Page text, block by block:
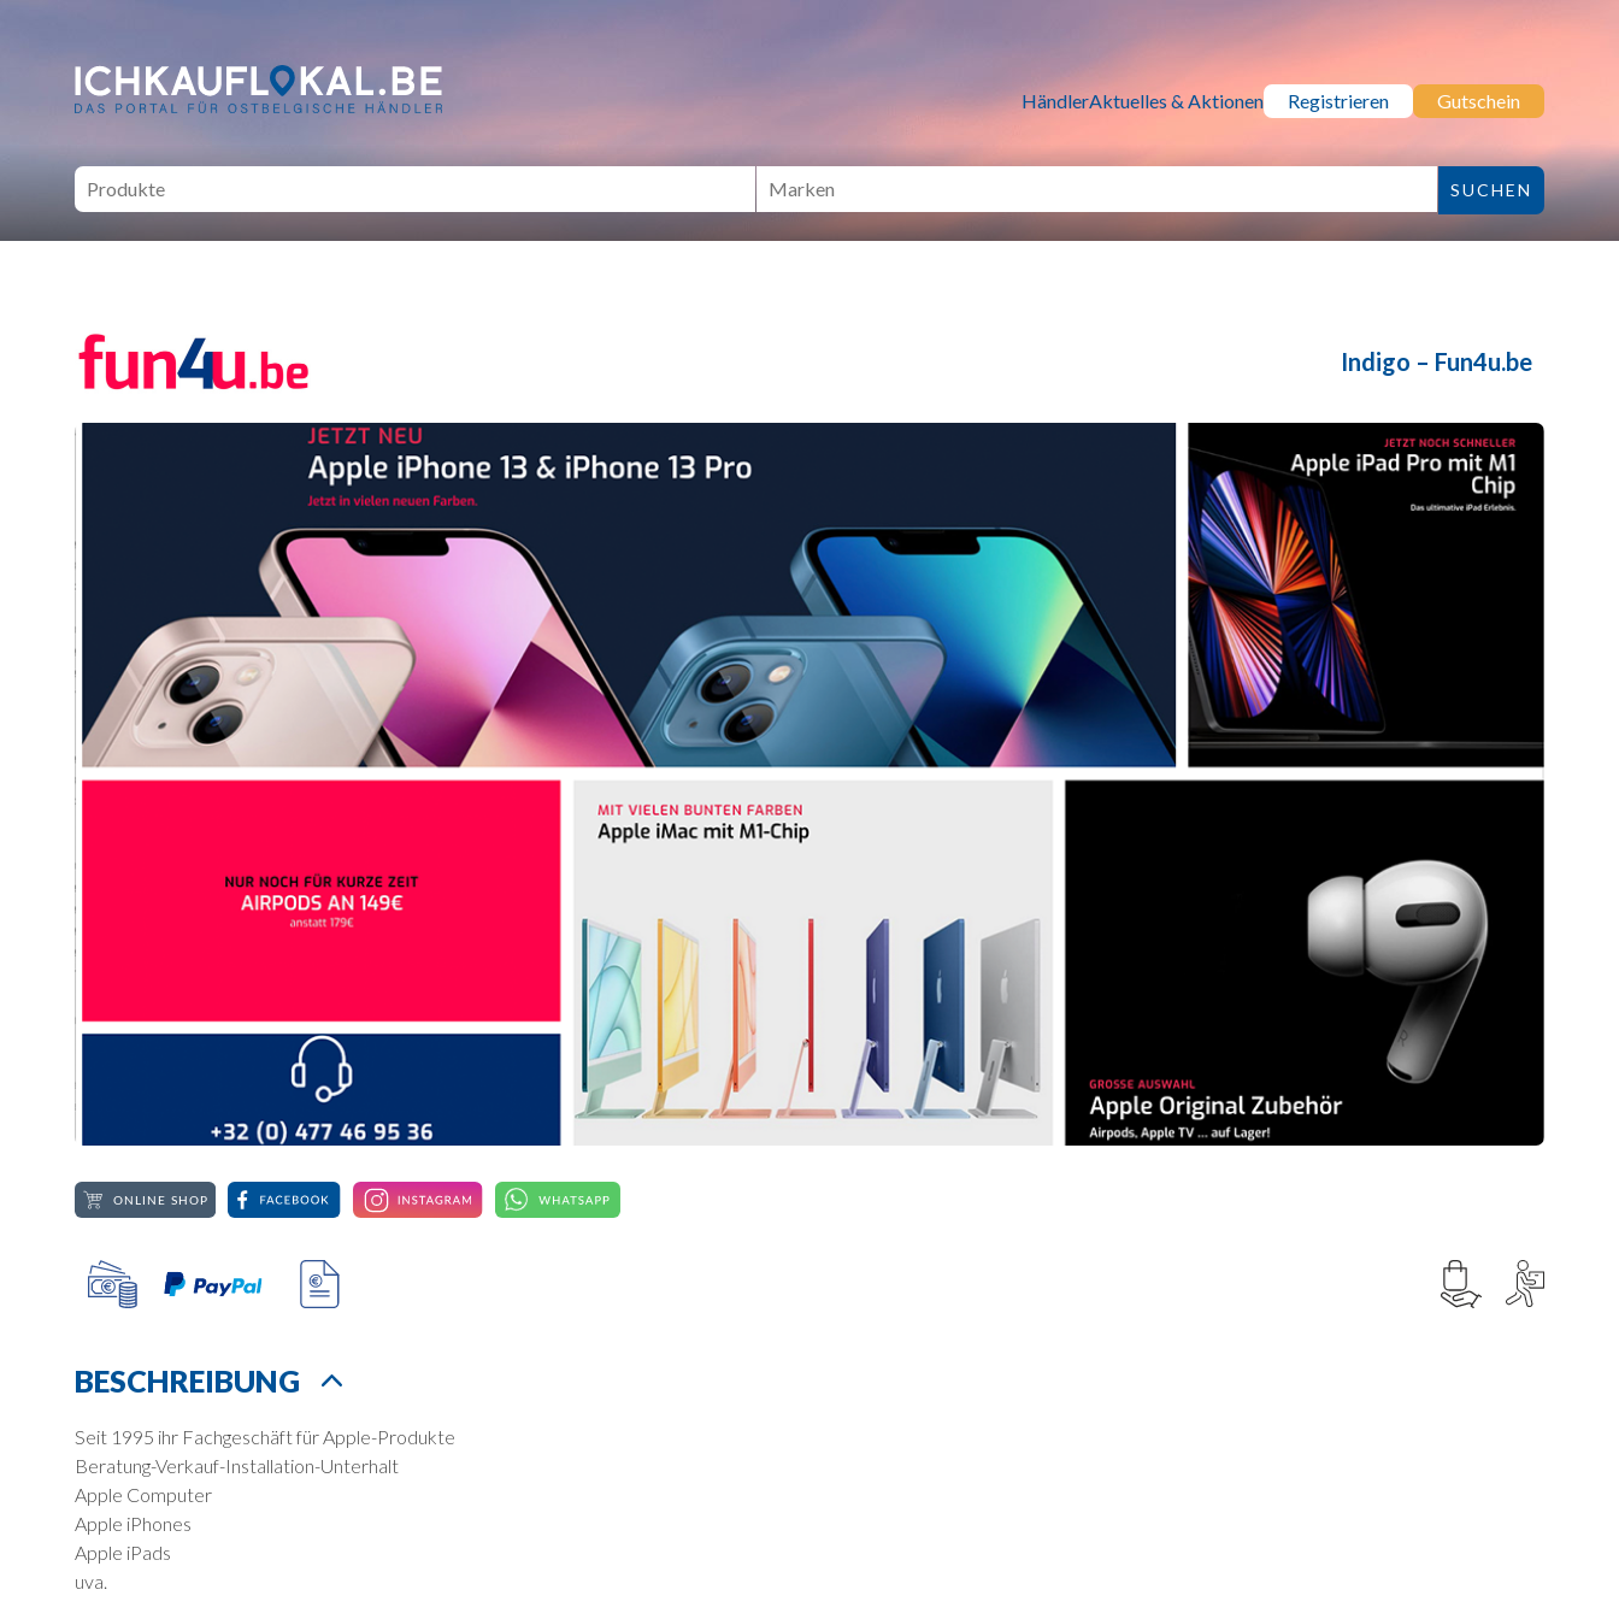
ich kauf lokal - Bei lokalen Händlern online Shoppen HändlerAktuelles & Aktionen Registrieren Gutschein
Indigo – Fun4u.be
BESCHREIBUNG
Seit 1995 ihr Fachgeschäft für Apple-Produkte
Beratung-Verkauf-Installation-Unterhalt
Apple Computer
Apple iPhones
Apple iPads
uva.